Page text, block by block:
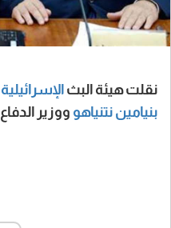
نقلت هيئة البث الإسرائيلية
بنيامين نتنياهو ووزير الدفاع